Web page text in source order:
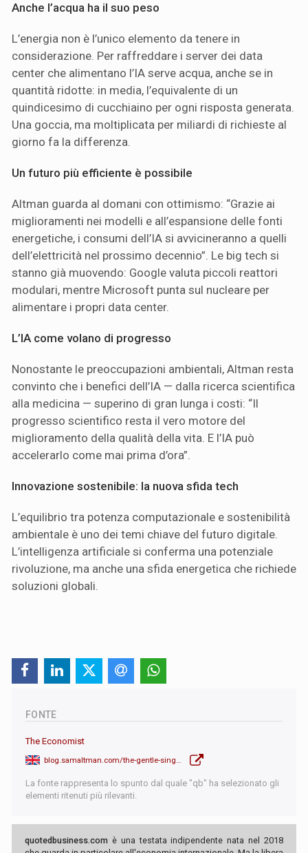
Anche l’acqua ha il suo peso
L’energia non è l’unico elemento da tenere in
considerazione. Per raffreddare i server dei data
center che alimentano l’IA serve acqua, anche se in
quantità ridotte: in media, l’equivalente di un
quindicesimo di cucchiaino per ogni risposta generata.
Una goccia, ma moltiplicata per miliardi di richieste al
giorno fa la differenza.
Un futuro più efficiente è possibile
Altman guarda al domani con ottimismo: “Grazie ai
miglioramenti nei modelli e all’espansione delle fonti
energetiche, i consumi dell’IA si avvicineranno a quelli
dell’elettricità nel prossimo decennio”. Le big tech si
stanno già muovendo: Google valuta piccoli reattori
modulari, mentre Microsoft punta sul nucleare per
alimentare i propri data center.
L’IA come volano di progresso
Nonostante le preoccupazioni ambientali, Altman resta
convinto che i benefici dell’IA — dalla ricerca scientifica
alla medicina — superino di gran lunga i costi: “Il
progresso scientifico resta il vero motore del
miglioramento della qualità della vita. E l’IA può
accelerarlo come mai prima d’ora”.
Innovazione sostenibile: la nuova sfida tech
L’equilibrio tra potenza computazionale e sostenibilità
ambientale è uno dei temi chiave del futuro digitale.
L’intelligenza artificiale si conferma una potenziale
rivoluzione, ma anche una sfida energetica che richiede
soluzioni globali.
FONTE
The Economist
blog.samaltman.com/the-gentle-singularity
La fonte rappresenta lo spunto dal quale "qb" ha selezionato gli
elementi ritenuti più rilevanti.
quotedbusiness.com è una testata indipendente nata nel 2018